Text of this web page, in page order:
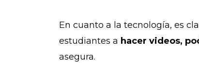
En cuanto a la tecnología, es
estudiantes a hacer videos,
asegura.